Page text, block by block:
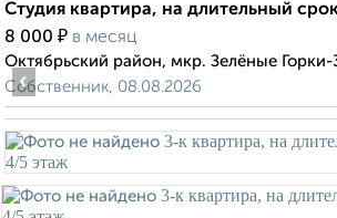
Студия квартира, на длительный
8 000 ₽ в месяц
Октябрьский район, мкр. Зелёные
Собственник, 08.08.2026
‹